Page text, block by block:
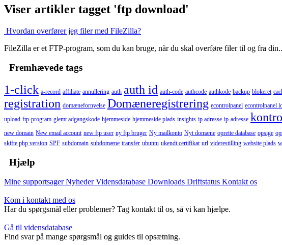
Viser artikler tagget 'ftp download'
Hvordan overfører jeg filer med FileZilla?
FileZilla er et FTP-program, som du kan bruge, når du skal overføre filer til og fra
Fremhævede tags
1-click a-record affiliate annullering auth auth id auth-code authcode authkode backup blokeret
registration domænefornyelse Domæneregistrering econtrolpanel econtrolpanel
upload ftp-program glemt adgangskode hjemmeside hjemmeside plads insights ip adresse ip-adresse
new domain New email account new ftp user ny ftp bruger Ny mailkonto Nyt domæne oprette database opsige
skifte php version SPF subdomain subdomæne transfer ubuntu ukendt certifikat url viderestilling website plads
Hjælp
Mine supportsagerNyhederVidensdatabase Downloads Driftstatus Kontakt os
Kom i kontakt med os
Har du spørgsmål eller problemer? Tag kontakt til os, så vi kan hjælpe.
Gå til vidensdatabase
Find svar på mange spørgsmål og guides til opsætning.